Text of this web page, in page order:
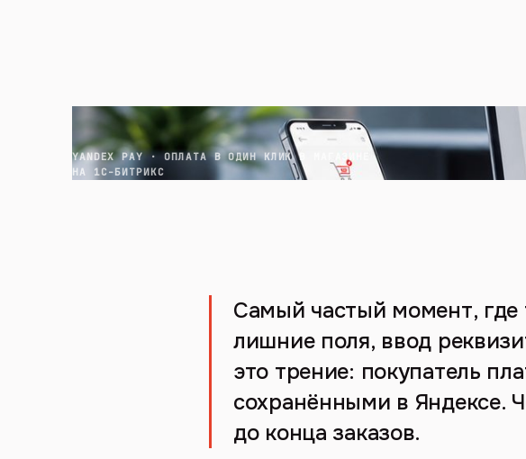
YANDEX PAY · ОПЛАТА В ОДИН КЛИК В МАГАЗИНЕ
НА 1С-БИТРИКС
Самый частый момент, где
лишние поля, ввод
это трение: покупатель
сохранёнными в Яндексе.
до конца заказов.